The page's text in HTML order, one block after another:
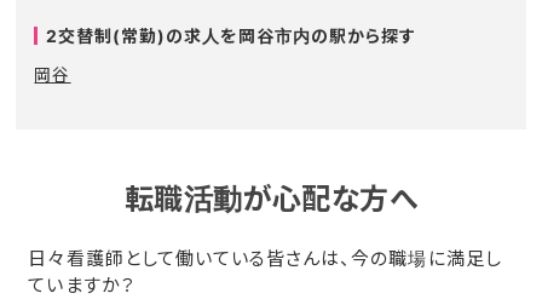
2交替制(常勤)の求人を岡谷市内の駅から探す
岡谷
転職活動が心配な方へ
日々看護師として働いている皆さんは、今の職場に満足し
ていますか？